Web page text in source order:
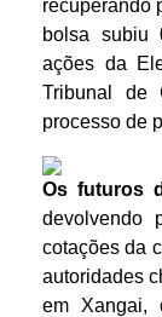
recuperando
bolsa subiu
ações da
Tribunal de
processo de
Os futuros
devolvendo
cotações da
autoridades
em Xangai,